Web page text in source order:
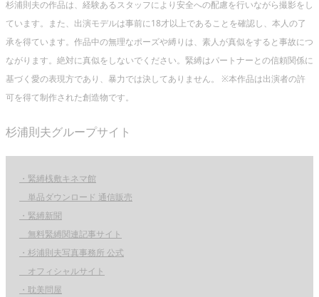
杉浦則夫の作品は、経験あるスタッフにより安全への配慮を行いながら撮影をし
ています。また、出演モデルは事前に18才以上であることを確認し、本人の了
承を得ています。作品中の無理なポーズや縛りは、素人が真似をすると事故につ
ながります。絶対に真似をしないでください。緊縛はパートナーとの信頼関係に
基づく愛の表現方であり、暴力では決してありません。 ※本作品は出演者の許
可を得て制作された創造物です。
杉浦則夫グループサイト
・緊縛桟敷キネマ館
単品ダウンロード 通信販売
・緊縛新聞
無料緊縛関連記事サイト
・杉浦則夫写真事務所 公式
オフィシャルサイト
・耽美問屋